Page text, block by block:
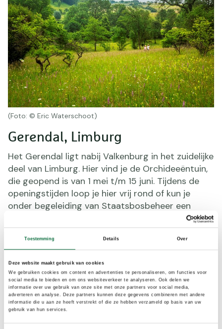
Toestemming Details Over
Deze website maakt gebruik van cookies
We gebruiken cookies om content en advertenties te personaliseren, om functies voor
social media te bieden en om ons websiteverkeer te analyseren. Ook delen we
informatie over uw gebruik van onze site met onze partners voor social media,
adverteren en analyse. Deze partners kunnen deze gegevens combineren met andere
informatie die u aan ze heeft verstrekt of die ze hebben verzameld op basis van uw
gebruik van hun services.
(Foto: © Eric Waterschoot)
Gerendal, Limburg
Het Gerendal ligt nabij Valkenburg in het zuidelijke
deel van Limburg. Hier vind je de Orchideeëntuin,
die geopend is van 1 mei t/m 15 juni. Tijdens de
openingstijden loop je hier vrij rond of kun je
onder begeleiding van Staatsbosbeheer een
rondleiding krijgen. Om hier te komen volg je de
rode paaltjesvanaf de parkeerplaats. Deze
rondwandeling is ruim 6 kilometer en omvat flink
een steile helling gelegen. Nog niet uitgewandeld?
Plak er dan degele routerichting Margraten aan
vast van 7 kilometer. Ook het Krijtlandpad en het
Pelgrimspad doen het Gerendal en de